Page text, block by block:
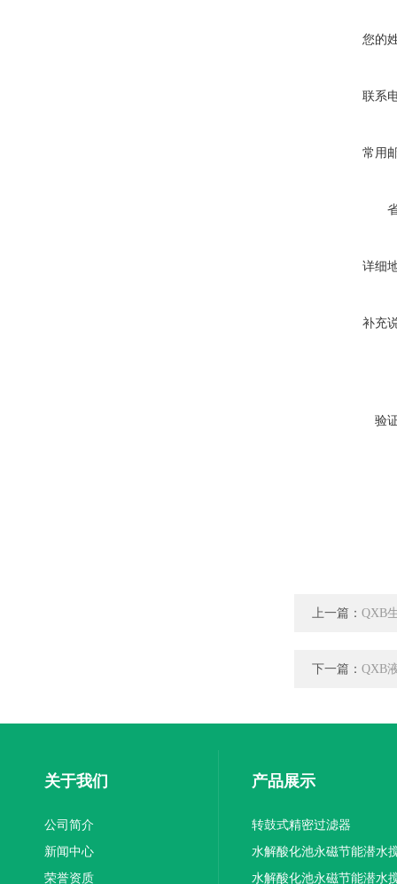
您的
联系
常用
详细
补充
验
上一篇： QXB
下一篇： QXB
关于我们
公司简介
新闻中心
荣誉资质
产品展示
转鼓式精密过滤器
水解酸化池永磁节能潜水
机厂家供应
水解酸化池永磁节能潜水